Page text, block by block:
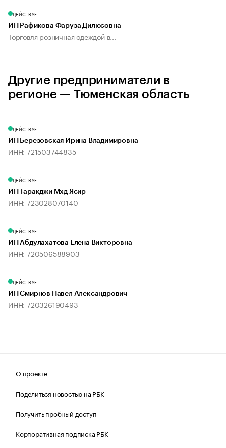
ДЕЙСТВУЕТ
ИП Рафикова Фаруза Дилюсовна
Торговля розничная одеждой в...
Другие предприниматели в
регионе — Тюменская область
ДЕЙСТВУЕТ
ИП Березовская Ирина Владимировна
ИНН: 721503744835
ДЕЙСТВУЕТ
ИП Таракджи Мхд Ясир
ИНН: 723028070140
ДЕЙСТВУЕТ
ИП Абдулахатова Елена Викторовна
ИНН: 720506588903
ДЕЙСТВУЕТ
ИП Смирнов Павел Александрович
ИНН: 720326190493
О проекте
Поделиться новостью на РБК
Получить пробный доступ
Корпоративная подписка РБК